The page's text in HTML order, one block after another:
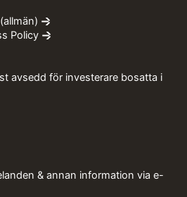
Policy
avsedd för investerare bosatta i
& annan information via e-